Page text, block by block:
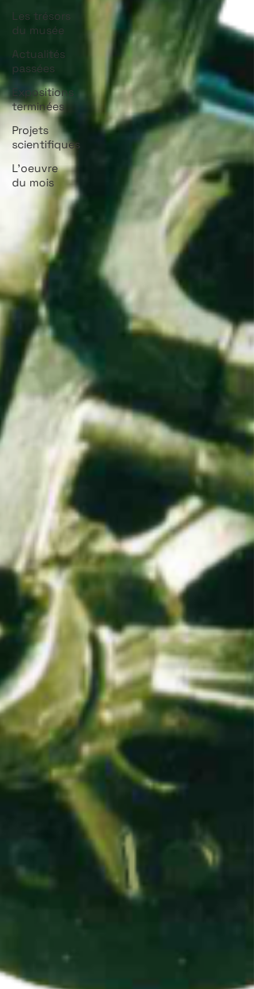
Les trésors
du musée
Actualités
passées
Expositions
terminées
Projets
scientifiques
L'oeuvre
du mois